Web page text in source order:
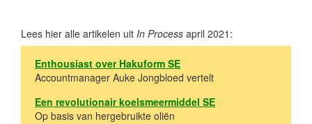
Lees hier alle artikelen uit In Process april 2021:
Enthousiast over Hakuform SE
Accountmanager Auke Jongbloed vertelt
Een revolutionair koelsmeermiddel SE
Op basis van hergebruikte oliën